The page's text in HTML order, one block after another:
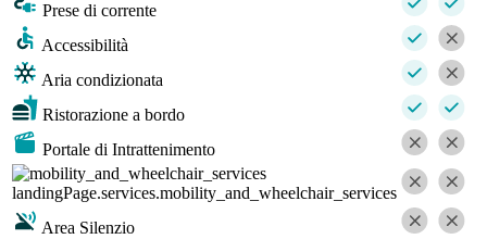
Prese di corrente
Accessibilità
Aria condizionata
Ristorazione a bordo
Portale di Intrattenimento
landingPage.services.mobility_and_wheelchair_services
Area Silenzio